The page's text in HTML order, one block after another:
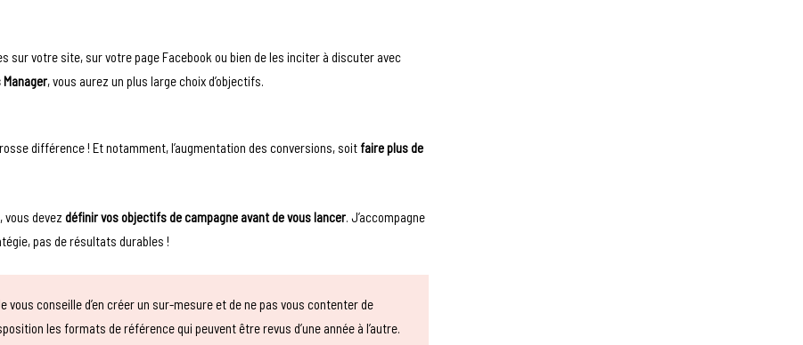
sur votre site, sur votre page Facebook ou bien de les inciter à discuter avec
, vous aurez un plus large choix d’objectifs.
différence ! Et notamment, l’augmentation des conversions, soit faire plus de
vous devez définir vos objectifs de campagne avant de vous lancer. J’accompagne
pas de résultats durables !
conseille d’en créer un sur-mesure et de ne pas vous contenter de
les formats de référence qui peuvent être revus d’une année à l’autre.